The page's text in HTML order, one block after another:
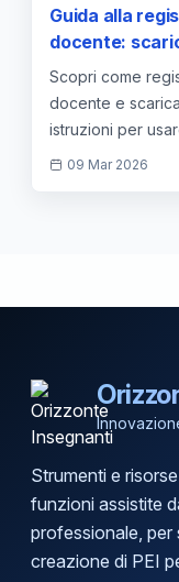
Guida alla
docente:
la piattaforma
Scopri come
docente e
istruzioni per
09 Mar 2026
Strumenti e
funzioni assistite
professionale, per
creazione di PEI